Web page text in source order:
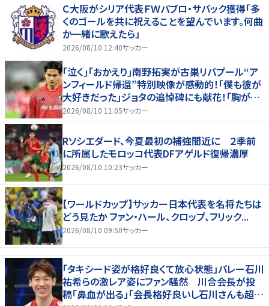
Ｃ大阪がシリア代表ＦＷパブロ・サバック獲得「多
くのゴールを共に祝えることを望んでいます。何曲
か一緒に歌えたら」
2026/08/10 12:40サッカー
｢泣く｣｢おかえり｣南野拓実が古巣リバプール“ア
ンフィールド帰還”特別映像が感動的！｢僕も彼が
大好きだった｣ジョタの追悼碑にも献花！｢胸が熱
くなります…｣
2026/08/10 11:05サッカー
Rソシエダード、今夏最初の補強間近に ２季前
に所属したモロッコ代表DFアゲルド復帰濃厚
2026/08/10 10:23サッカー
【ワールドカップ】サッカー日本代表を名将たちは
どう見たか ファン・ハール、クロップ、フリック...
2026/08/10 09:50サッカー
「タキシード姿が格好良くて放心状態」バレー石川
祐希らの激レア姿にファン騒然 川合会長が投
稿「鼻血が出る」「会長格好良いし石川さんも超格